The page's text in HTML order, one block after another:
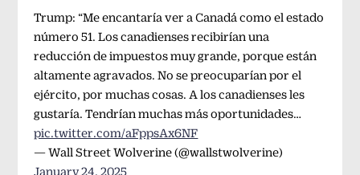
Trump: “Me encantaría ver a Canadá como el estado
número 51. Los canadienses recibirían una
reducción de impuestos muy grande, porque están
altamente agravados. No se preocuparían por el
ejército, por muchas cosas. A los canadienses les
gustaría. Tendrían muchas más oportunidades…
pic.twitter.com/aFppsAx6NF
— Wall Street Wolverine (@wallstwolverine)
January 24, 2025